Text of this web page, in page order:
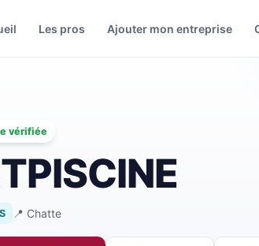
Les pros Ajouter mon entreprise
vérifiée
📍 Chatte